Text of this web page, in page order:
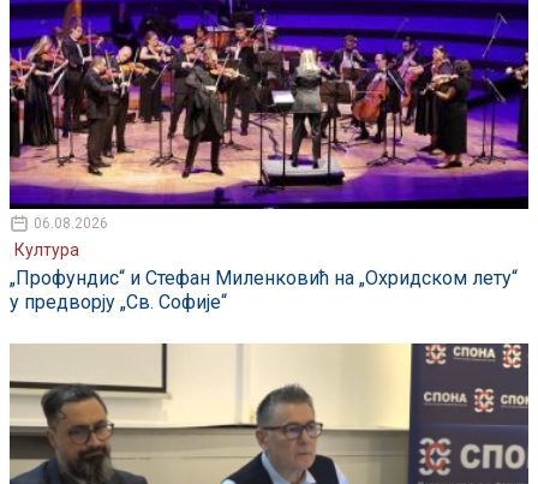
06.08.2026
Култура
„Профундис“ и Стефан Миленковић на „Охридском лету“
у предворју „Св. Софије“